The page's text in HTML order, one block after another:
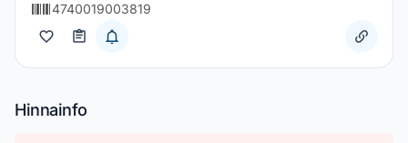
4740019003819
Hinnainfo